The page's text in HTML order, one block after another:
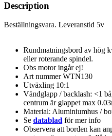
Description
Beställningsvara. Leveranstid 5v
Rundmatningsbord av hög
eller roterande spindel.
Obs motor ingår ej!
Art nummer WTN130
Utväxling 10:1
Vändglapp / backlash: <1
centrum är glappet max
Material: Aluminiumhus /
Se datablad för mer info
Observera att borden kan